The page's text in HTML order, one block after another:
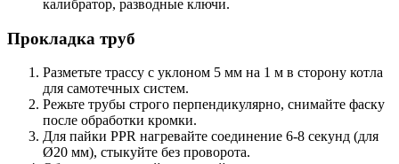
калибратор, разводные ключи.
Прокладка труб
Разметьте трассу с уклоном 5 мм на 1 м в сторону котла
для самотечных систем.
Режьте трубы строго перпендикулярно, снимайте фаску
после обработки кромки.
Для пайки PPR нагревайте соединение 6-8 секунд (для
Ø20 мм), стыкуйте без проворота.